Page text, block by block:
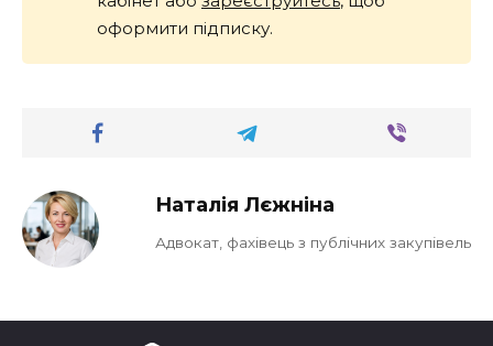
оформити підписку.
Наталія Лєжніна
Адвокат, фахівець з публічних закупівель